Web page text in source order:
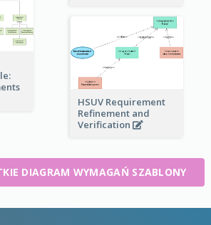
HSUV Requirement
Refinement and
Verification
DIAGRAM WYMAGAŃ SZABLONY